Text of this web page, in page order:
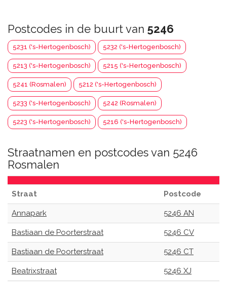
Postcodes in de buurt van 5246
5231 ('s-Hertogenbosch) 5232 ('s-Hertogenbosch)
5213 ('s-Hertogenbosch) 5215 ('s-Hertogenbosch)
5241 (Rosmalen) 5212 ('s-Hertogenbosch)
5233 ('s-Hertogenbosch) 5242 (Rosmalen)
5223 ('s-Hertogenbosch) 5216 ('s-Hertogenbosch)
Straatnamen en postcodes van 5246
Rosmalen
Straat Postcode
Annapark 5246 AN
Bastiaan de Poorterstraat 5246 CV
Bastiaan de Poorterstraat 5246 CT
Beatrixstraat 5246 XJ